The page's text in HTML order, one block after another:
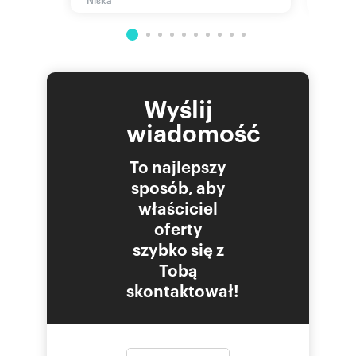
Wyślij
wiadomość
To najlepszy
sposób, aby
właściciel
oferty
szybko się z
Tobą
skontaktował!